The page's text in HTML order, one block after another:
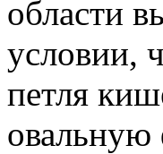
области
условии,
петля